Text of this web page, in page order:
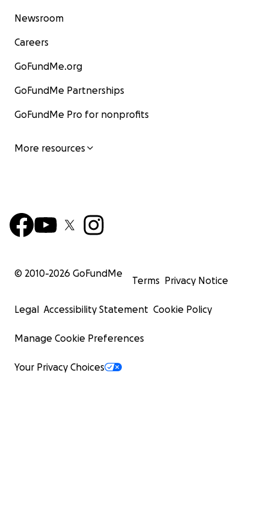
Newsroom
Careers
GoFundMe.org
GoFundMe Partnerships
GoFundMe Pro for nonprofits
More resources
© 2010-2026 GoFundMe
Terms Privacy Notice
Legal Accessibility Statement Cookie Policy
Manage Cookie Preferences
Your Privacy Choices